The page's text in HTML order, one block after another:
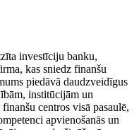
investīciju banku,
kas sniedz finanšu
piedāvā daudzveidīgus
institūcijām un
centros visā pasaulē,
apvienošanās un